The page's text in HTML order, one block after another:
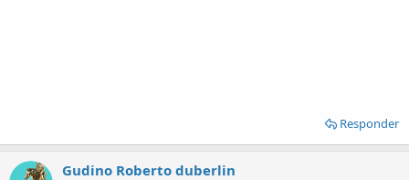
Responder
Gudino Roberto duberlin